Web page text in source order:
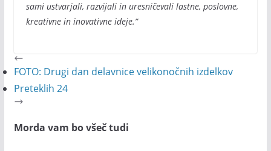
sami ustvarjali, razvijali in uresničevali lastne, poslovne,
kreativne in inovativne ideje.”
FOTO: Drugi dan delavnice velikonočnih izdelkov
Preteklih 24
Morda vam bo všeč tudi